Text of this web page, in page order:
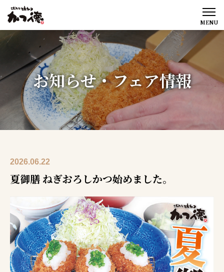
MENU
お知らせ・フェア情報
2026.06.22
夏御膳 ねぎおろしかつ始めました。